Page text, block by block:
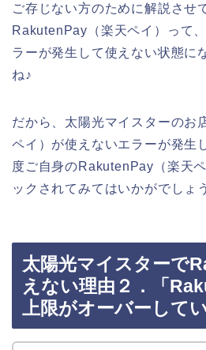
ご存じない方のために解説させ
RakutenPay（楽天ペイ）って
ラーが発生して使えない状態に
ね♪
だから、太陽光マイスターのお
ペイ）が使えないエラーが発生
度ご自身のRakutenPay（楽天
ックされてみてはいかがでしょ
太陽光マイスターで
えない理由２．「
上限がオーバーして